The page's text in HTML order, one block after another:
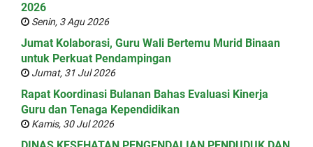
2026
Senin, 3 Agu 2026
Jumat Kolaborasi, Guru Wali Bertemu Murid Binaan
untuk Perkuat Pendampingan
Jumat, 31 Jul 2026
Rapat Koordinasi Bulanan Bahas Evaluasi Kinerja
Guru dan Tenaga Kependidikan
Kamis, 30 Jul 2026